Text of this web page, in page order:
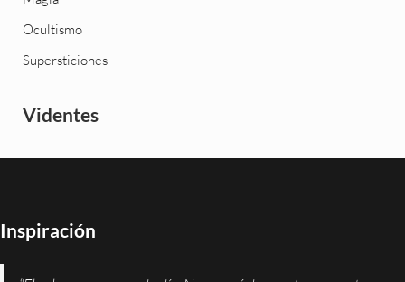
Ocultismo
Supersticiones
Videntes
Inspiración